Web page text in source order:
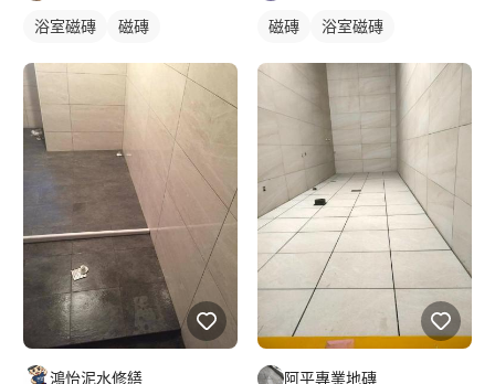
浴室磁磚 磁磚
鴻怡泥水修繕
磁磚 浴室磁磚
阿平專業地磚